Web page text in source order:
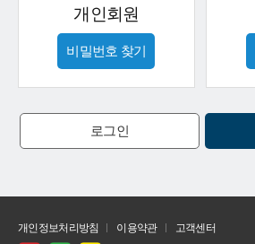
개인회원
비밀번호 찾기
로그인
개인정보처리방침 이용약관 고객센터